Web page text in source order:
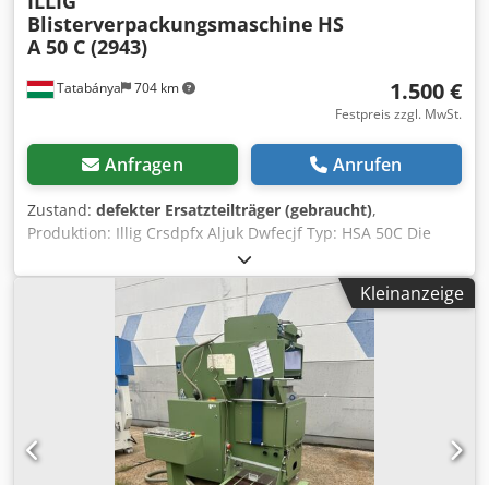
Tatabánya 704 km
Blisterverpackungsmaschine HS
A 50 C (2943)
1.500 €
Festpreis zzgl. MwSt.
Anfragen Anrufen
Zustand: defekter Ersatzteilträger (gebraucht),
Produktion: Illig Crsdpfx Aljuk Dwfecjf Typ: HSA 50C Die
Maschine ist unvollständig und nicht betriebsbereit! Für
ersatzteile !!
Kleinanzeige